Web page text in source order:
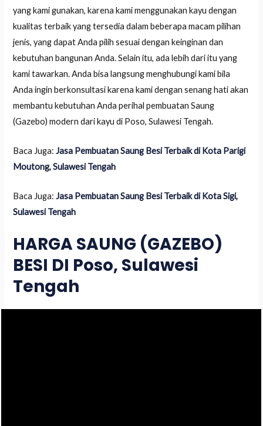
yang kami gunakan, karena kami menggunakan kayu dengan
kualitas terbaik yang tersedia dalam beberapa macam pilihan
jenis, yang dapat Anda pilih sesuai dengan keinginan dan
kebutuhan bangunan Anda. Selain itu, ada lebih dari itu yang
kami tawarkan. Anda bisa langsung menghubungi kami bila
Anda ingin berkonsultasi karena kami dengan senang hati akan
membantu kebutuhan Anda perihal pembuatan Saung
(Gazebo) modern dari kayu di Poso, Sulawesi Tengah.
Baca Juga:Jasa Pembuatan Saung Besi Terbaik di Kota Parigi
Moutong, Sulawesi Tengah
Baca Juga:Jasa Pembuatan Saung Besi Terbaik di Kota Sigi,
Sulawesi Tengah
HARGA SAUNG (GAZEBO)
BESI DI Poso, Sulawesi
Tengah